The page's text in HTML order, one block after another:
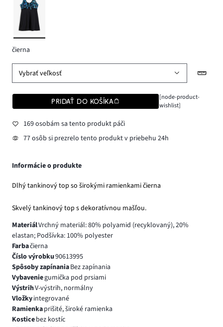
čierna
Vybrať veľkosť
PRIDAŤ DO KOŠÍKA
[node-product-
wishlist]
169 osobám sa tento produkt páči
77 osôb si prezrelo tento produkt v priebehu 24h
Informácie o produkte
Dlhý tankinový top so širokými ramienkami čierna
Skvelý tankinový top s dekoratívnou mašľou.
MateriálVrchný materiál: 80% polyamid (recyklovaný), 20%
elastan; Podšívka: 100% polyester
Farbačierna
Číslo výrobku90613995
Spôsoby zapínaniaBez zapínania
Vybaveniegumička pod prsiami
VýstrihV-výstrih, normálny
Vložkyintegrované
Ramienkaprišité, široké ramienka
Kosticebez kostíc